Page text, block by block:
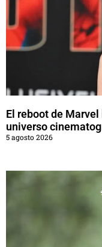
El reboot de
universo
5 agosto 2026